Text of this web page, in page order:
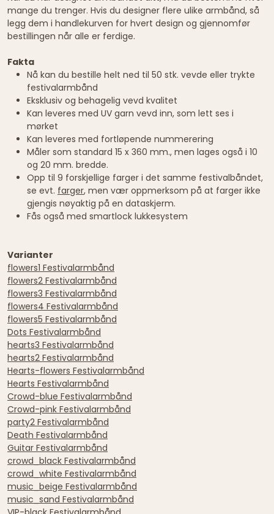
mange du trenger. Hvis du designer flere ulike armbånd, så
legg dem i handlekurven for hvert design og gjennomfør
bestillingen når alle er ferdige.
Fakta
Nå kan du bestille helt ned til 50 stk. vevde eller trykte
festivalarmbånd
Eksklusiv og behagelig vevd kvalitet
Kan leveres med UV garn vevd inn, som lett ses i
mørket
Kan leveres med fortløpende nummerering
Måler som standard 15 x 360 mm., men lages også i 10
og 20 mm. bredde.
Opp til 9 forskjellige farger i det samme festivalbåndet,
se evt. farger, men vær oppmerksom på at farger ikke
gjengis nøyaktig på en dataskjerm.
Fås også med smartlock lukkesystem
Varianter
flowers1 Festivalarmbånd
flowers2 Festivalarmbånd
flowers3 Festivalarmbånd
flowers4 Festivalarmbånd
flowers5 Festivalarmbånd
Dots Festivalarmbånd
hearts3 Festivalarmbånd
hearts2 Festivalarmbånd
Hearts-flowers Festivalarmbånd
Hearts Festivalarmbånd
Crowd-blue Festivalarmbånd
Crowd-pink Festivalarmbånd
party2 Festivalarmbånd
Death Festivalarmbånd
Guitar Festivalarmbånd
crowd_black Festivalarmbånd
crowd_white Festivalarmbånd
music_beige Festivalarmbånd
music_sand Festivalarmbånd